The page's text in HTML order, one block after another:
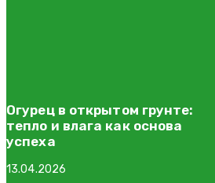
Огурец в открытом грунте:
тепло и влага как основа
успеха
13.04.2026